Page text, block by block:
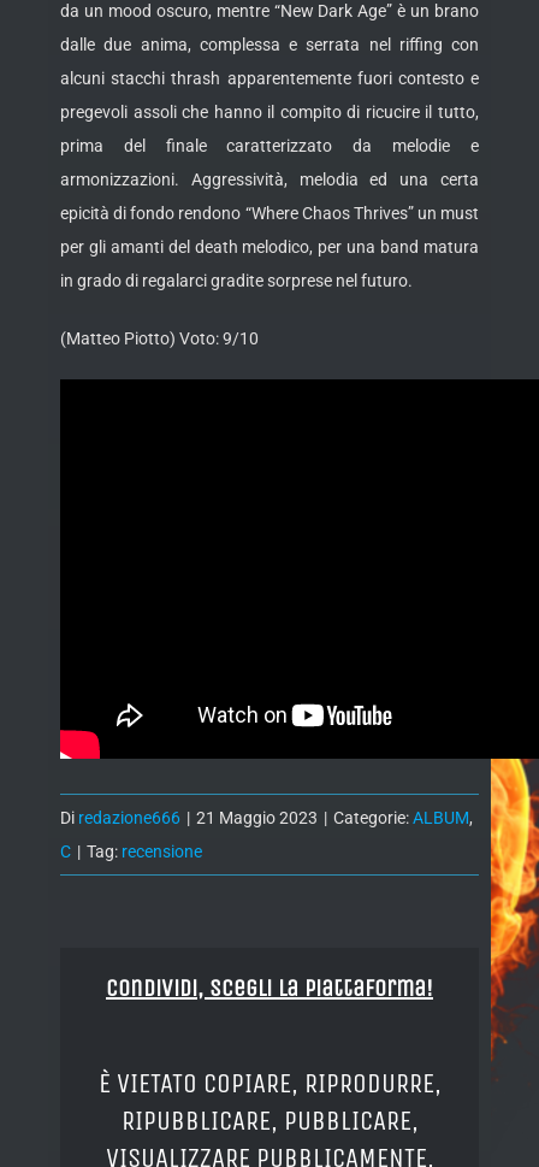
da un mood oscuro, mentre “New Dark Age” è un brano
dalle due anima, complessa e serrata nel riffing con
alcuni stacchi thrash apparentemente fuori contesto e
pregevoli assoli che hanno il compito di ricucire il tutto,
prima del finale caratterizzato da melodie e
armonizzazioni. Aggressività, melodia ed una certa
epicità di fondo rendono “Where Chaos Thrives” un must
per gli amanti del death melodico, per una band matura
in grado di regalarci gradite sorprese nel futuro.
(Matteo Piotto) Voto: 9/10
Di redazione666 | 21 Maggio 2023 | Categorie:ALBUM,
C | Tag: recensione
Condividi, Scegli la piattaforma!
È VIETATO COPIARE, RIPRODURRE,
RIPUBBLICARE, PUBBLICARE,
VISUALIZZARE PUBBLICAMENTE,